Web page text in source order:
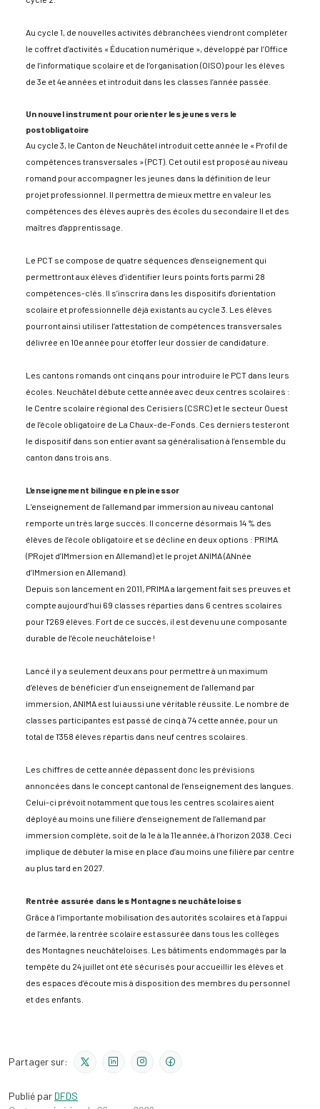
Au cycle 1, de nouvelles activités débranchées viendront compléter
le coffret d’activités « Éducation numérique », développé par l’Office
de l’informatique scolaire et de l’organisation (OISO) pour les élèves
de 3e et 4e années et introduit dans les classes l’année passée.
​Un nouvel instrument pour orienter les jeunes vers le
postobligatoire
Au cycle 3, le Canton de Neuchâtel introduit cette année le « Profil de
compétences transversales » (PCT). Cet outil est proposé au niveau
romand pour accompagner les jeunes dans la définition de leur
projet professionnel. Il permettra de mieux mettre en valeur les
compétences des élèves auprès des écoles du secondaire II et des
maîtres d'apprentissage.
Le PCT se compose de quatre séquences d'enseignement qui
permettront aux élèves d’identifier leurs points forts parmi 28
compétences-clés. Il s’inscrira dans les dispositifs d'orientation
scolaire et professionnelle déjà existants au cycle 3. Les élèves
pourront ainsi utiliser l’attestation de compétences transversales
délivrée en 10e année pour étoffer leur dossier de candidature.
Les cantons romands ont cinq ans pour introduire le PCT dans leurs
écoles. Neuchâtel débute cette année avec deux centres scolaires :
le Centre scolaire régional des Cerisiers (CSRC) et le secteur Ouest
de l’école obligatoire de La Chaux-de-Fonds. Ces derniers testeront
le dispositif dans son entier avant sa généralisation à l’ensemble du
canton dans trois ans.
L’enseignement bilingue en plein essor
L’enseignement de l’allemand par immersion au niveau cantonal
remporte un très large succès. Il concerne désormais 14 % des
élèves de l’école obligatoire et se décline en deux options : PRIMA
(PRojet d’IMmersion en Allemand) et le projet ANIMA (ANnée
d’IMmersion en Allemand).
Depuis son lancement en 2011, PRIMA a largement fait ses preuves et
compte aujourd’hui 69 classes réparties dans 6 centres scolaires
pour 1'269 élèves. Fort de ce succès, il est devenu une composante
durable de l’école neuchâteloise !
Lancé il y a seulement deux ans pour permettre à un maximum
d’élèves de bénéficier d’un enseignement de l’allemand par
immersion, ANIMA est lui aussi une véritable réussite. Le nombre de
classes participantes est passé de cinq à 74 cette année, pour un
total de 1'358 élèves répartis dans neuf centres scolaires.
Les chiffres de cette année dépassent donc les prévisions
annoncées dans le concept cantonal de l’enseignement des langues.
Celui-ci prévoit notamment que tous les centres scolaires aient
déployé au moins une filière d’enseignement de l’allemand par
immersion complète, soit de la 1e à la 11e année, à l’horizon 2038. Ceci
implique de débuter la mise en place d’au moins une filière par centre
au plus tard en 2027.
Rentrée assurée dans les Montagnes neuchâteloises
Grâce à l’importante mobilisation des autorités scolaires et à l’appui
de l’armée, la rentrée scolaire est assurée dans tous les collèges
des Montagnes neuchâteloises. Les bâtiments endommagés par la
tempête du 24 juillet ont été sécurisés pour accueillir les élèves et
des espaces d’écoute mis à disposition des membres du personnel
et des enfants.
Partager sur:
Publié par DFDS